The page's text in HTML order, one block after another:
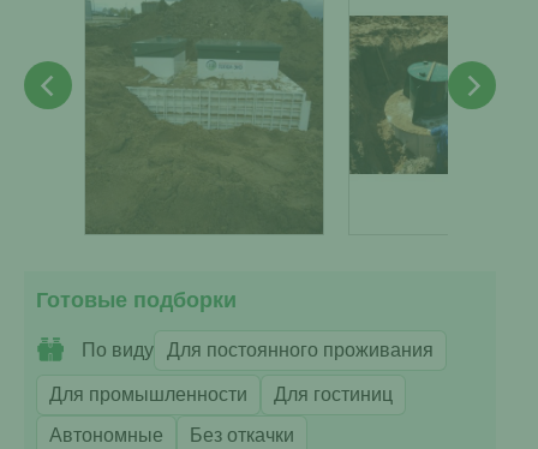
Готовые подборки
По виду Для постоянного проживания
Для промышленности
Для гостиниц
Автономные
Без откачки